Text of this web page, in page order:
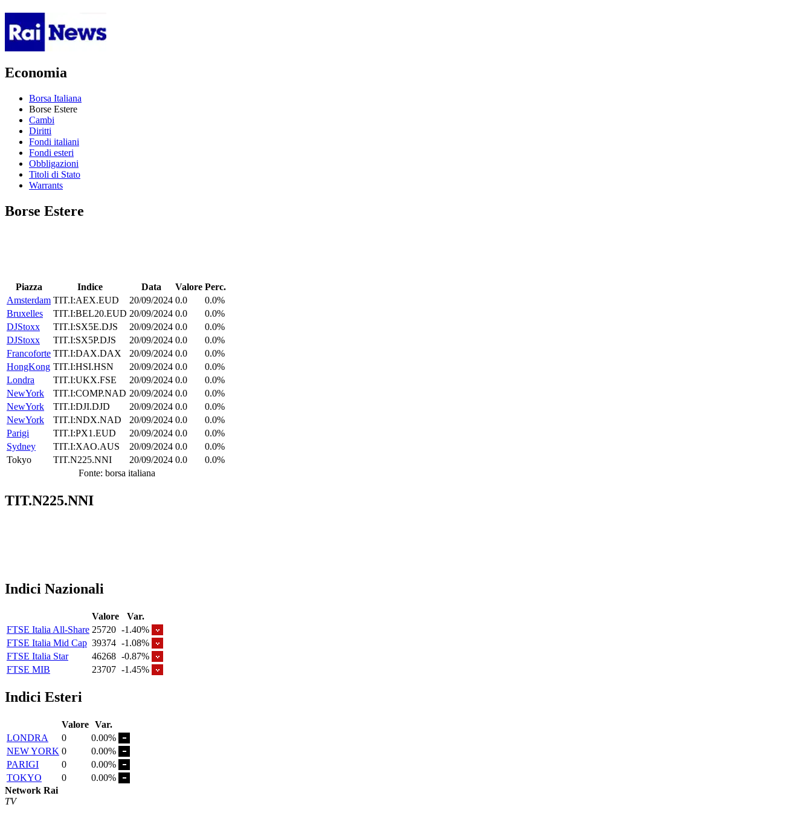
Economia
Borsa Italiana
Borse Estere
Cambi
Diritti
Fondi italiani
Fondi esteri
Obbligazioni
Titoli di Stato
Warrants
Borse Estere
Piazza Indice Data Valore Perc.
Amsterdam TIT.I:AEX.EUD 20/09/2024 0.0
0.0%
Bruxelles
TIT.I:BEL20.EUD 20/09/2024 0.0
0.0%
DJStoxx
TIT.I:SX5E.DJS 20/09/2024 0.0
0.0%
DJStoxx
TIT.I:SX5P.DJS 20/09/2024 0.0
0.0%
Francoforte TIT.I:DAX.DAX 20/09/2024 0.0
0.0%
HongKong TIT.I:HSI.HSN 20/09/2024 0.0
0.0%
Londra
TIT.I:UKX.FSE 20/09/2024 0.0
0.0%
NewYork
TIT.I:COMP.NAD 20/09/2024 0.0
0.0%
NewYork
TIT.I:DJI.DJD 20/09/2024 0.0
0.0%
NewYork
TIT.I:NDX.NAD 20/09/2024 0.0
0.0%
Parigi
TIT.I:PX1.EUD 20/09/2024 0.0
0.0%
Sydney
TIT.I:XAO.AUS 20/09/2024 0.0
0.0%
Tokyo
TIT.N225.NNI 20/09/2024 0.0
0.0%
Fonte: borsa italiana
TIT.N225.NNI
Indici Nazionali
Valore
Var.
FTSE Italia All-Share 25720 -1.40%
FTSE Italia Mid Cap 39374 -1.08%
FTSE Italia Star
46268 -0.87%
FTSE MIB
23707 -1.45%
Indici Esteri
Valore Var.
LONDRA
0
0.00%
NEW YORK 0
0.00%
PARIGI
0
0.00%
TOKYO
0
0.00%
Network Rai
TV